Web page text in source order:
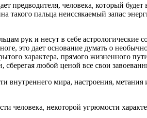
предводителя, человека, который будет
такого пальца неиссякаемый запас
рук и несут в себе
это дает основание думать о
характера, прямого жизненного
сберегая любой ценой все свои
внутреннего мира, настроения,
человека, некоторой угрюмости